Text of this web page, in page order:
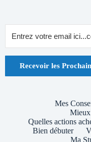
Recevoir les
Mes
Mieux
Quelles actions
Bien débuter
Ma